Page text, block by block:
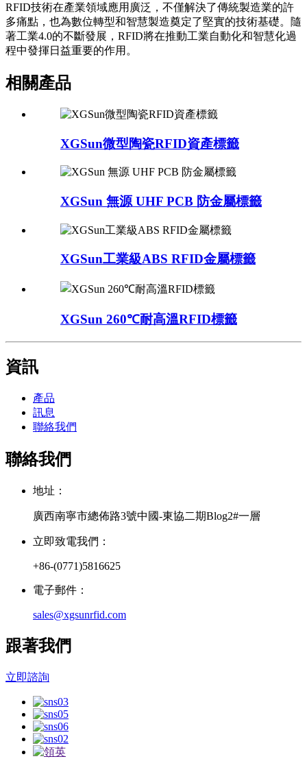
RFID技術在產業領域應用廣泛，不僅解決了傳統製造業的許
多痛點，也為數位轉型和智慧製造奠定了堅實的技術基礎。隨
著工業4.0的不斷發展，RFID將在推動工業自動化和智慧化過
程中發揮日益重要的作用。
相關產品
XGSun微型陶瓷RFID資產標籤
XGSun 無源 UHF PCB 防金屬標籤
XGSun工業級ABS RFID金屬標籤
XGSun 260℃耐高溫RFID標籤
資訊
產品
訊息
聯絡我們
聯絡我們
地址：
廣西南寧市總佈路3號中國-東協二期Blog2#一層
立即致電我們：
+86-(0771)5816625
電子郵件：
sales@xgsunrfid.com
跟著我們
立即諮詢